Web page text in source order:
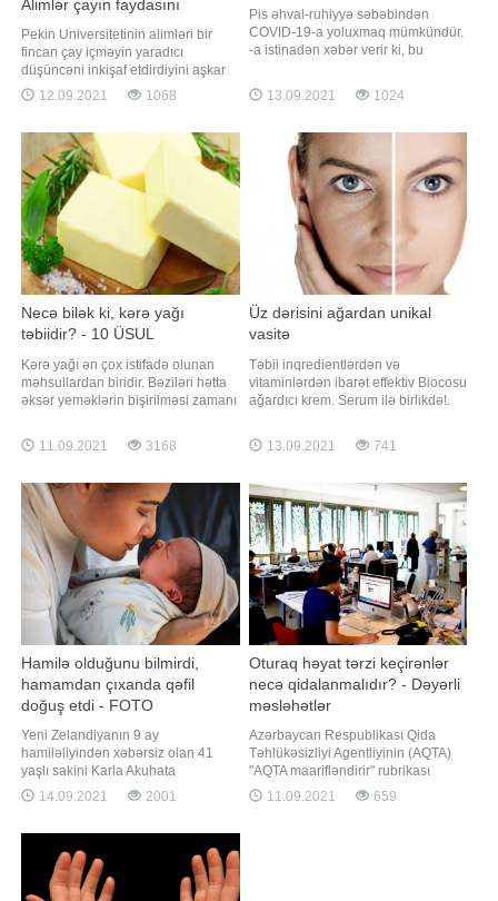
Alimlər çayın faydasını
araşdırdı...
Pekin Universitetinin alimləri bir
fincan çay içməyin yaradıcı
düşüncəni inkişaf etdirdiyini aşkar
ediblər. Araşdırma nəticəsində
mütəxəssislər çayın bioloji
prosesinin özünün insanları "daha
ağıllı və daha yaradıcı" olduqlarını
düşünməyə sövq etdiyi qənaətin
12.09.2021 1068
Pis əhval-ruhiyyə səbəbindən
COVID-19-a yoluxmaq mümkündür.
-a istinadən xəbər verir ki, bu
Malinovskaya koronavirusun
gözlənilməz səbəbləri barədə
sözlərinə görə, insanın psixoloji
vəziyyətinin immun sistemə böyük
təsiri var. "Qorxu
13.09.2021 1024
Necə bilək ki, kərə yağı
təbiidir? - 10 ÜSUL
Kərə yağı ən çox istifadə olunan
məhsullardan biridir. Bəziləri hətta
əksər yeməklərin bişirilməsi zamanı
bu qədər çox üstünlük verilən kərə
yağının təbii olub-olmadığını necə
olması barədə fikirlər olsa da, təbii
kərə yağının A
11.09.2021 3168
Üz dərisini ağardan unikal
vasitə
Təbii inqredientlərdən və
vitaminlərdən ibarət effektiv Biocosu
ağardıcı krem. Serum ilə birlikdə!.
dəridə az və ya çox intensivlikdə
piqmentasiya əmələ gələ bilər. Bu,
dərman və ya gözəllik salonlarında
icra edilən bəzi müalicələr
səbəbində
13.09.2021 741
Hamilə olduğunu bilmirdi,
hamamdan çıxanda qəfil
doğuş etdi - FOTO
Yeni Zelandiyanın 9 ay
hamiləliyindən xəbərsiz olan 41
yaşlı sakini Karla Akuhata
gözlənimədən yataq otağında uşaq
dünyaya gətirib. BİG.AZ xəbər verir
anasının evində olan Akuhata qarın
nahiyəsində kəskin ağrı hiss edib
14.09.2021 2001
Oturaq həyat tərzi keçirənlər
necə qidalanmalıdır? - Dəyərli
məsləhətlər
Azərbaycan Respublikası Qida
Təhlükəsizliyi Agentliyinin (AQTA)
"AQTA maarifləndirir" rubrikası
davam edir. agentliyə istinadən
xəbər verir ki, rubrika çərçivəsində
11.09.2021 659